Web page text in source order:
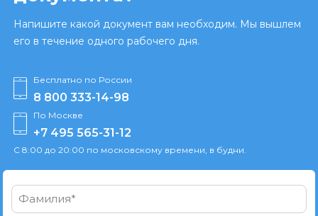
Напишите какой документ вам необходим. Мы вышлем
его в течение одного рабочего дня.
Бесплатно по России
8 800 333-14-98
По Москве
+7 495 565-31-12
С 8:00 до 20:00 по московскому времени, в будни.
Фамилия*